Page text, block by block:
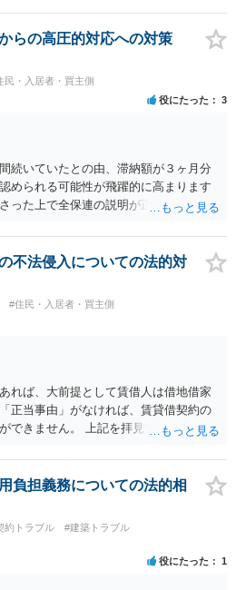
今回進められつつある手続はあくまで
明け渡すための便宜的方法として理解
その方法で進めた方が、連帯保証人で
、自身の経済的負担を最小限に食い止
といえます。
らの高圧的対応への対策
民・入居者・買主側
役にたった 3
続いていたとの由、滞納額が３ヶ月分
められる可能性が飛躍的に高まります
った上で全保連の説明が正しければ、
、中身のある返答は期待できないと思
不法侵入についての法的対
#住民・入居者・買主側
れば、大前提として賃借人は借地借家
正当事由」がなければ、賃貸借契約の
できません。 上記を拝見する限り、通
が直ちに正当事由に当たるとは思えま
る方向性でよろしいかと存じます。 そ
らえれば退去には応じる旨交渉をして
去に賃借人の許可なく無断で賃貸人が
なり、また刑事的にも住居侵入罪が成
これを理由に一定の金銭賠償を求める
負担義務についての法的相
約トラブル
#建築トラブル
役にたった 1